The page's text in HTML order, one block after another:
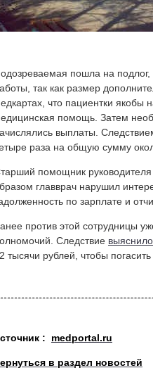
пошла на подлог,
так как размер
что пациентки якобы
помощь. Затем
выплаты.
раза на общую сумму
помощник
главврач нарушил
по зарплате и
против этой сотрудницы
Следствие выяснило
тысячи рублей, чтобы
: medportal.ru
в раздел новостей